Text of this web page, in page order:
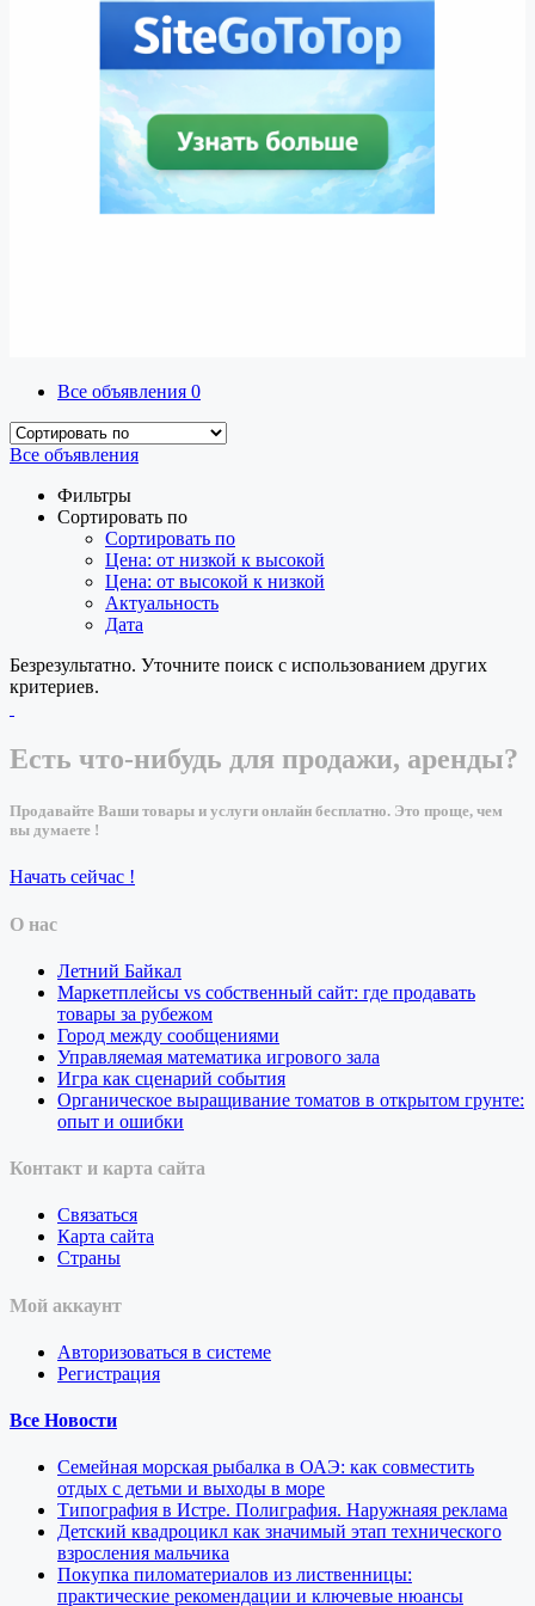
Все объявления 0
Все объявления
Фильтры
Сортировать по
Сортировать по
Цена: от низкой к высокой
Цена: от высокой к низкой
Актуальность
Дата
Безрезультатно. Уточните поиск с использованием других
критериев.
Есть что-нибудь для продажи, аренды?
Продавайте Ваши товары и услуги онлайн бесплатно. Это проще, чем
вы думаете !
Начать сейчас !
О нас
Летний Байкал
Маркетплейсы vs собственный сайт: где продавать
товары за рубежом
Город между сообщениями
Управляемая математика игрового зала
Игра как сценарий события
Органическое выращивание томатов в открытом грунте:
опыт и ошибки
Контакт и карта сайта
Связаться
Карта сайта
Страны
Мой аккаунт
Авторизоваться в системе
Регистрация
Все Новости
Семейная морская рыбалка в ОАЭ: как совместить
отдых с детьми и выходы в море
Типография в Истре. Полиграфия. Наружнаяя реклама
Детский квадроцикл как значимый этап технического
взросления мальчика
Покупка пиломатериалов из лиственницы:
практические рекомендации и ключевые нюансы